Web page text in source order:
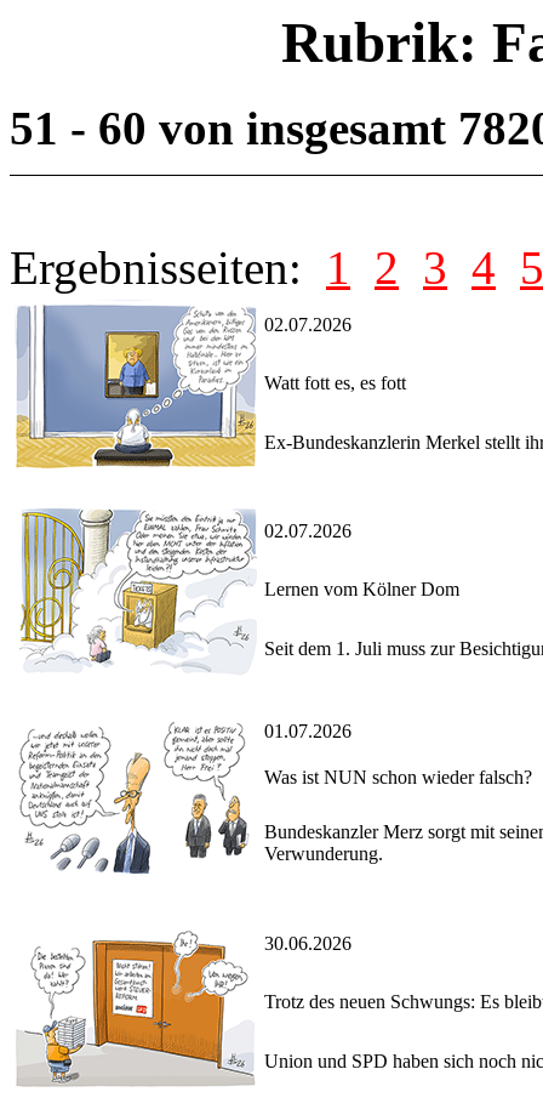
Rubrik:
51 - 60 von insgesamt
Ergebnisseiten: 1 2 3 4 5
02.07.2026
Watt fott es, es fott
Ex-Bundeskanzlerin Merkel stellt
02.07.2026
Lernen vom Kölner Dom
Seit dem 1. Juli muss zur
01.07.2026
Was ist NUN schon wieder falsch?
Bundeskanzler Merz sorgt mit
Verwunderung.
30.06.2026
Trotz des neuen Schwungs: Es
Union und SPD haben sich noch